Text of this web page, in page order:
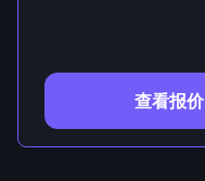
查看报价